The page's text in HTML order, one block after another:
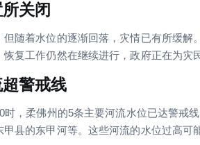
关闭
随着水位的逐渐回落，灾情已有所缓解
复工作仍然在继续进行，政府正在为灾
警戒线
，柔佛州的5条主要河流水位已达警戒
县的东甲河等。这些河流的水位过高可